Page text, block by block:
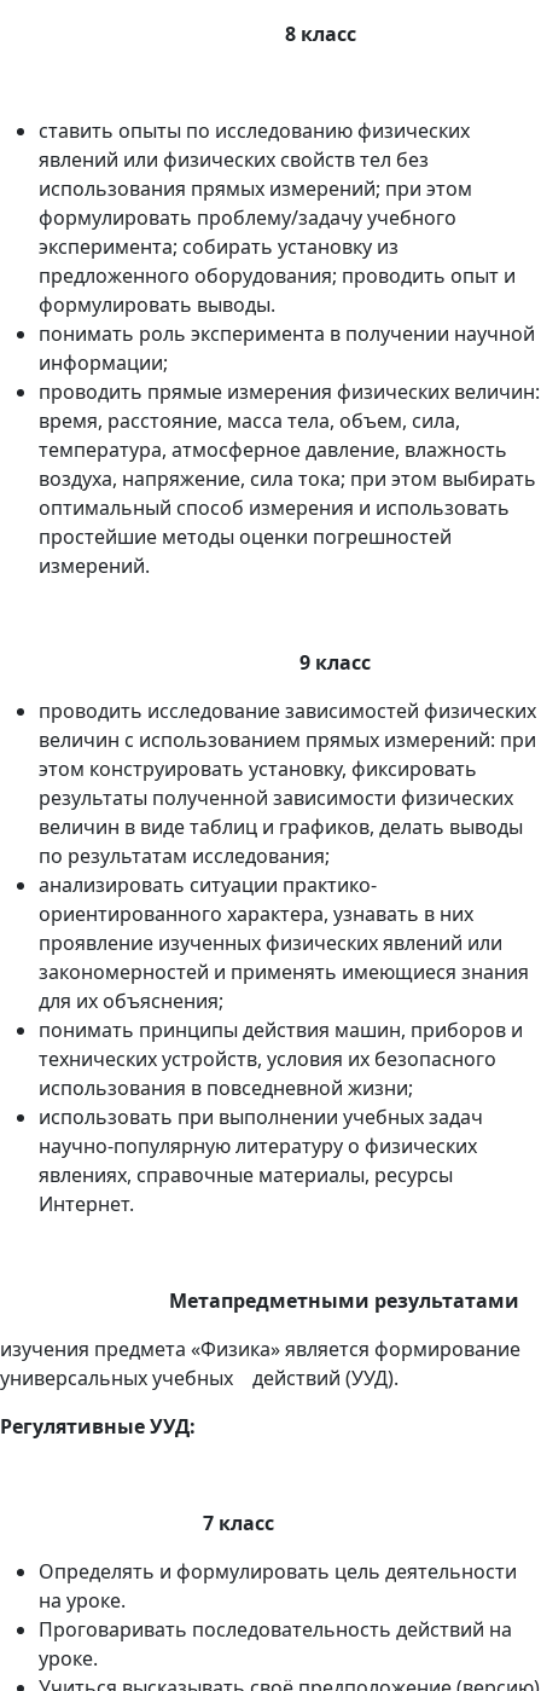
8 класс
ставить опыты по исследованию физических
явлений или физических свойств тел без
использования прямых измерений; при этом
формулировать проблему/задачу учебного
эксперимента; собирать установку из
предложенного оборудования; проводить опыт и
формулировать выводы.
понимать роль эксперимента в получении научной
информации;
проводить прямые измерения физических величин:
время, расстояние, масса тела, объем, сила,
температура, атмосферное давление, влажность
воздуха, напряжение, сила тока; при этом выбирать
оптимальный способ измерения и использовать
простейшие методы оценки погрешностей
измерений.
9 класс
проводить исследование зависимостей физических
величин с использованием прямых измерений: при
этом конструировать установку, фиксировать
результаты полученной зависимости физических
величин в виде таблиц и графиков, делать выводы
по результатам исследования;
анализировать ситуации практико-
ориентированного характера, узнавать в них
проявление изученных физических явлений или
закономерностей и применять имеющиеся знания
для их объяснения;
понимать принципы действия машин, приборов и
технических устройств, условия их безопасного
использования в повседневной жизни;
использовать при выполнении учебных задач
научно-популярную литературу о физических
явлениях, справочные материалы, ресурсы
Интернет.
Метапредметными результатами
изучения предмета «Физика» является формирование
универсальных учебных действий (УУД).
Регулятивные УУД:
7 класс
Определять и формулировать цель деятельности
на уроке.
Проговаривать последовательность действий на
уроке.